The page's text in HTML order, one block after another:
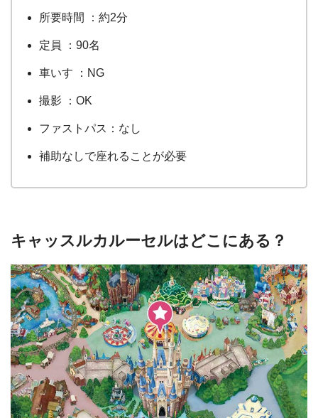
所要時間 ：約2分
定員 ：90名
車いす ：NG
撮影 ：OK
ファストパス：なし
補助なしで座れることが必要
キャッスルカルーセルはどこにある？